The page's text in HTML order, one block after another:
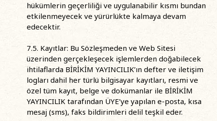
hükümlerin geçerliliği ve uygulanabilir kısmı bundan
etkilenmeyecek ve yürürlükte kalmaya devam
edecektir.
7.5. Kayıtlar: Bu Sözleşmeden ve Web Sitesi
üzerinden gerçekleşecek işlemlerden doğabilecek
ihtilaflarda BİRİKİM YAYINCILIK’ın defter ve iletişim
logları dahil her türlü bilgisayar kayıtları, resmi ve
özel tüm kayıt, belge ve dokümanlar ile BİRİKİM
YAYINCILIK tarafından ÜYE’ye yapılan e-posta, kısa
mesaj (sms), faks bildirimleri delil teşkil eder.